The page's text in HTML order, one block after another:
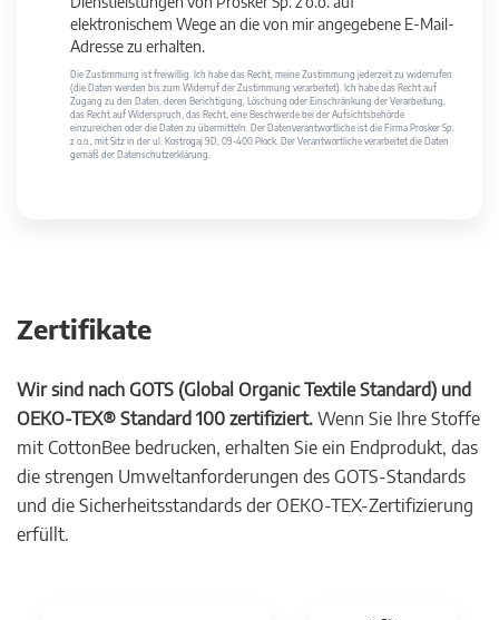
elektronischem Wege an die von mir angegebene E-Mail-
Adresse zu erhalten.
Die Zustimmung ist freiwillig. Ich habe das Recht, meine Zustimmung jederzeit zu widerrufen
(die Daten werden bis zum Widerruf der Zustimmung verarbeitet). Ich habe das Recht auf
Zugang zu den Daten, deren Berichtigung, Löschung oder Einschränkung der Verarbeitung,
das Recht auf Widerspruch, das Recht, eine Beschwerde bei der Aufsichtsbehörde
einzureichen oder die Daten zu übermitteln. Der Datenverantwortliche ist die Firma Prosker Sp.
z o.o., mit Sitz in der ul. Kostrogaj 9D, 09-400 Płock. Der Verantwortliche verarbeitet die Daten
gemäß der Datenschutzerklärung.
Zertifikate
Wir sind nach GOTS (Global Organic Textile Standard) und
OEKO-TEX® Standard 100 zertifiziert. Wenn Sie Ihre Stoffe
mit CottonBee bedrucken, erhalten Sie ein Endprodukt, das
die strengen Umweltanforderungen des GOTS-Standards
und die Sicherheitsstandards der OEKO-TEX-Zertifizierung
erfüllt.